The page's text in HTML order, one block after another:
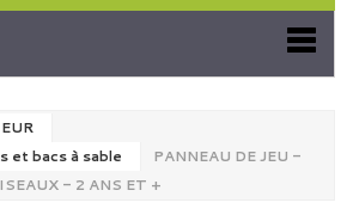
et bacs à sable
PANNEAU DE JEU -
- 2 ANS ET +